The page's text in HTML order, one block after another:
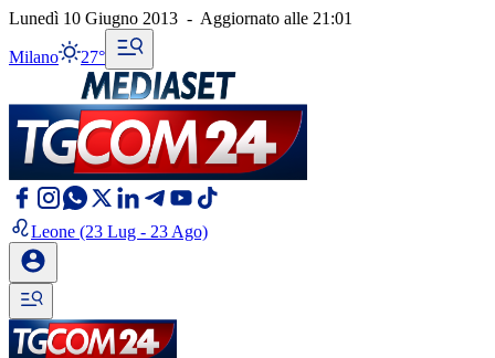
Lunedì 10 Giugno 2013 - Aggiornato alle 21:01
Milano 27°
Leone (23 Lug - 23 Ago)